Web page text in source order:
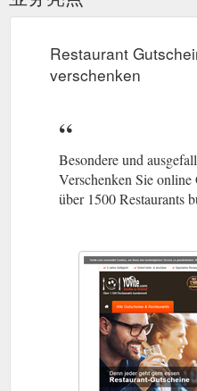
Restaurant
verschenken
Besondere und
Verschenken Sie
über 1500 Restaurants